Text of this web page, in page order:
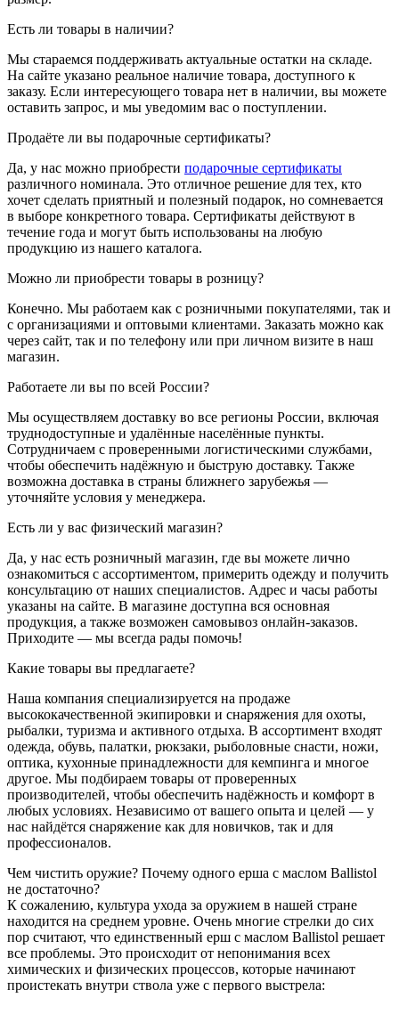
Есть ли товары в наличии?
Мы стараемся поддерживать актуальные остатки на складе.
На сайте указано реальное наличие товара, доступного к
заказу. Если интересующего товара нет в наличии, вы можете
оставить запрос, и мы уведомим вас о поступлении.
Продаёте ли вы подарочные сертификаты?
Да, у нас можно приобрести подарочные сертификаты
различного номинала. Это отличное решение для тех, кто
хочет сделать приятный и полезный подарок, но сомневается
в выборе конкретного товара. Сертификаты действуют в
течение года и могут быть использованы на любую
продукцию из нашего каталога.
Можно ли приобрести товары в розницу?
Конечно. Мы работаем как с розничными покупателями, так и
с организациями и оптовыми клиентами. Заказать можно как
через сайт, так и по телефону или при личном визите в наш
магазин.
Работаете ли вы по всей России?
Мы осуществляем доставку во все регионы России, включая
труднодоступные и удалённые населённые пункты.
Сотрудничаем с проверенными логистическими службами,
чтобы обеспечить надёжную и быструю доставку. Также
возможна доставка в страны ближнего зарубежья —
уточняйте условия у менеджера.
Есть ли у вас физический магазин?
Да, у нас есть розничный магазин, где вы можете лично
ознакомиться с ассортиментом, примерить одежду и получить
консультацию от наших специалистов. Адрес и часы работы
указаны на сайте. В магазине доступна вся основная
продукция, а также возможен самовывоз онлайн-заказов.
Приходите — мы всегда рады помочь!
Какие товары вы предлагаете?
Наша компания специализируется на продаже
высококачественной экипировки и снаряжения для охоты,
рыбалки, туризма и активного отдыха. В ассортимент входят
одежда, обувь, палатки, рюкзаки, рыболовные снасти, ножи,
оптика, кухонные принадлежности для кемпинга и многое
другое. Мы подбираем товары от проверенных
производителей, чтобы обеспечить надёжность и комфорт в
любых условиях. Независимо от вашего опыта и целей — у
нас найдётся снаряжение как для новичков, так и для
профессионалов.
Чем чистить оружие? Почему одного ерша с маслом Ballistol
не достаточно?
К сожалению, культура ухода за оружием в нашей стране
находится на среднем уровне. Очень многие стрелки до сих
пор считают, что единственный ерш с маслом Ballistol решает
все проблемы. Это происходит от непонимания всех
химических и физических процессов, которые начинают
проистекать внутри ствола уже с первого выстрела: